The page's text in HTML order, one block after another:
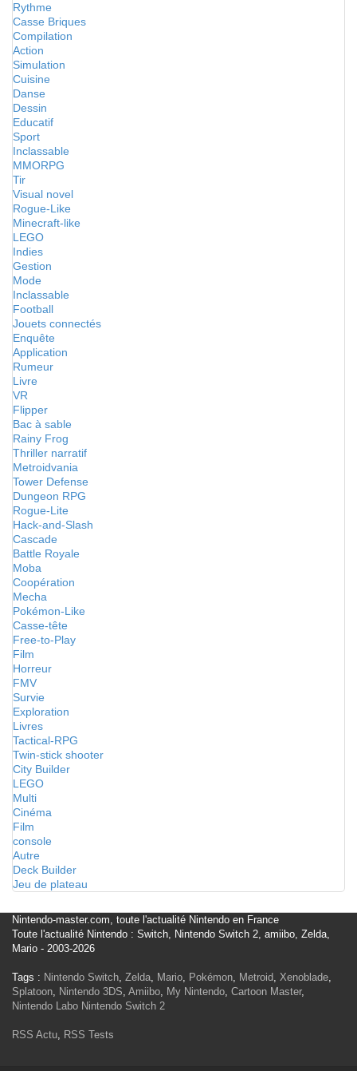
Rythme
Casse Briques
Compilation
Action
Simulation
Cuisine
Danse
Dessin
Educatif
Sport
Inclassable
MMORPG
Tir
Visual novel
Rogue-Like
Minecraft-like
LEGO
Indies
Gestion
Mode
Inclassable
Football
Jouets connectés
Enquête
Application
Rumeur
Livre
VR
Flipper
Bac à sable
Rainy Frog
Thriller narratif
Metroidvania
Tower Defense
Dungeon RPG
Rogue-Lite
Hack-and-Slash
Cascade
Battle Royale
Moba
Coopération
Mecha
Pokémon-Like
Casse-tête
Free-to-Play
Film
Horreur
FMV
Survie
Exploration
Livres
Tactical-RPG
Twin-stick shooter
City Builder
LEGO
Multi
Cinéma
Film
console
Autre
Deck Builder
Jeu de plateau
Nintendo-master.com, toute l'actualité Nintendo en France
Toute l'actualité Nintendo : Switch, Nintendo Switch 2, amiibo, Zelda,
Mario - 2003-2026
Tags : Nintendo Switch, Zelda, Mario, Pokémon, Metroid, Xenoblade,
Splatoon, Nintendo 3DS, Amiibo, My Nintendo, Cartoon Master,
Nintendo Labo Nintendo Switch 2
RSS Actu, RSS Tests